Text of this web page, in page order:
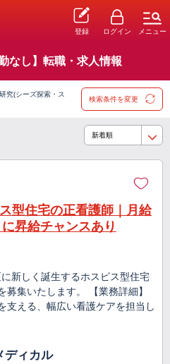
登録 ログイン メニュー
なし】転職・求人情報
究(シーズ探索・ス
検索条件を変更
型住宅の正看護師｜月給
昇給チャンスあり
新しく誕生するホスピス型住宅
集いたします。 【業務詳細】
支える、幅広い看護ケアを担当し
ディカル